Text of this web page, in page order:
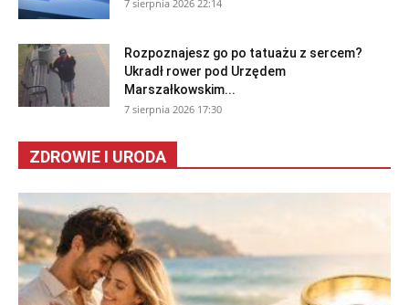
7 sierpnia 2026 22:14
Rozpoznajesz go po tatuażu z sercem?
Ukradł rower pod Urzędem
Marszałkowskim...
7 sierpnia 2026 17:30
ZDROWIE I URODA